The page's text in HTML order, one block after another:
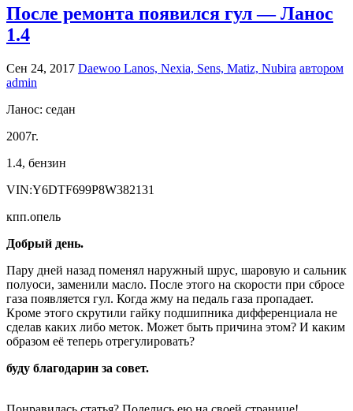
После ремонта появился гул — Ланос
1.4
Сен 24, 2017 Daewoo Lanos, Nexia, Sens, Matiz, Nubira автором
admin
Ланос: седан
2007г.
1.4, бензин
VIN:Y6DTF699P8W382131
кпп.опель
Добрый день.
Пару дней назад поменял наружный шрус, шаровую и сальник
полуоси, заменили масло. После этого на скорости при сбросе
газа появляется гул. Когда жму на педаль газа пропадает.
Кроме этого скрутили гайку подшипника дифференциала не
сделав каких либо меток. Может быть причина этом? И каким
образом её теперь отрегулировать?
буду благодарин за совет.